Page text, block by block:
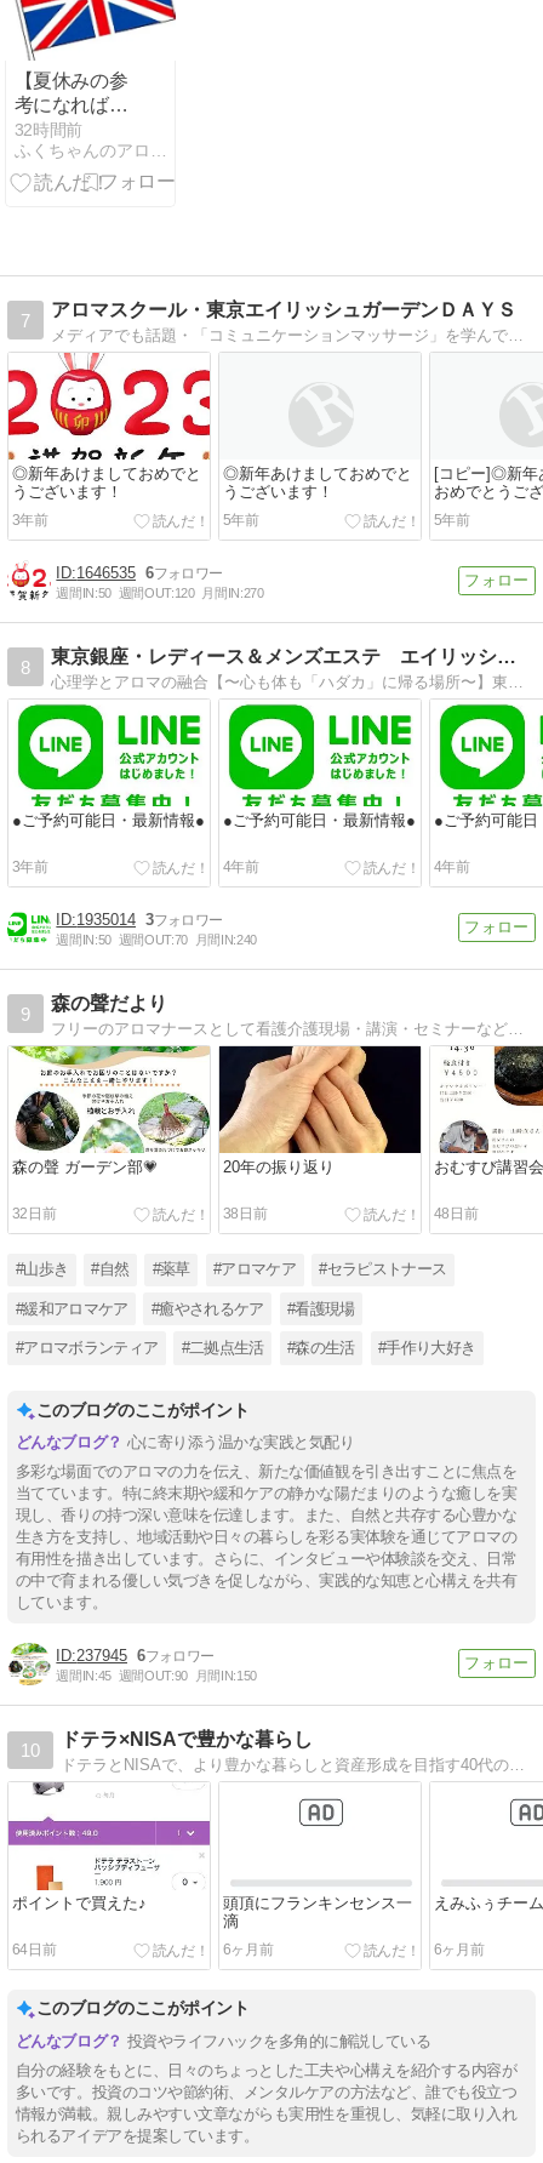
【夏休みの参
考になれば】
ロンドンとア
イルランド旅
行前メモの写
32時間前
ふくちゃんのアロマな生活
7
アロマスクール・東京エイリッシュガーデンＤＡＹＳ
メディアでも話題・「コミュニケーションマッサージ」を学んで、あなたも愛され続けるセラピストに。アロマなお話から、ココロが楽になる方法・美容・健康まで。
◎新年あけましておめでと
うございます！
3年前
◎新年あけましておめでと
うございます！
5年前
[コピー]◎新年
おめでとうご
5年前
1646535 6
週間IN:50 週間OUT:120 月間IN:270
8
東京銀座・レディース＆メンズエステ エイリッシュガーデン
●ご予約可能日・最新情報●
3年前
●ご予約可能日・最新情報●
4年前
●ご予約可能
4年前
1935014 3
週間IN:50 週間OUT:70 月間IN:240
9
森の聲だより
フリーのアロマナースとして看護介護現場・講演・セミナーなどでゆる〜くアロマケアを広げる活動をしながらアロマサロンもしてます☆2021.4〜二拠点生活を始め、自然豊かな土地での生活も日々感じたままを綴っています
森の聲 ガーデン部💗
32日前
20年の振り返り
38日前
おむすび講習会
48日前
#山歩き #自然 #薬草 #アロマケア #セラピストナース
#緩和アロマケア #癒やされるケア #看護現場
#アロマボランティア #二拠点生活 #森の生活 #手作り大好き
このブログのここがポイント
心に寄り添う温かな実践と気配り
多彩な場面でのアロマの力を伝え、新たな価値観を引き出すことに焦点を
当てています。特に終末期や緩和ケアの静かな陽だまりのような癒しを実
現し、香りの持つ深い意味を伝達します。また、自然と共存する心豊かな
生き方を支持し、地域活動や日々の暮らしを彩る実体験を通じてアロマの
有用性を描き出しています。さらに、インタビューや体験談を交え、日常
の中で育まれる優しい気づきを促しながら、実践的な知恵と心構えを共有
しています。
237945 6
週間IN:45 週間OUT:90 月間IN:150
10
ドテラ×NISAで豊かな暮らし
ドテラとNISAで、より豊かな暮らしと資産形成を目指す40代のブログ。
ポイントで買えた♪
64日前
頭頂にフランキンセンス一
滴
6ヶ月前
えみふぅチー
6ヶ月前
このブログのここがポイント
投資やライフハックを多角的に解説している
自分の経験をもとに、日々のちょっとした工夫や心構えを紹介する内容が
多いです。投資のコツや節約術、メンタルケアの方法など、誰でも役立つ
情報が満載。親しみやすい文章ながらも実用性を重視し、気軽に取り入れ
られるアイデアを提案しています。